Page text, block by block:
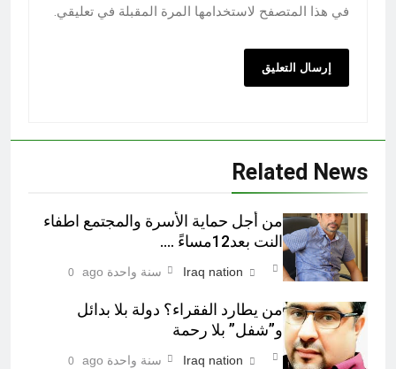
في هذا المتصفح لاستخدامها المرة المقبلة في تعليقي.
Related News
من أجل حماية الأسرة والمجتمع اطفاء
النت بعد12مساءً ….
Iraq nation سنة واحدة ago 0
من يطارد الفقراء؟ دولة بلا بدائل
و”شفل” بلا رحمة
Iraq nation سنة واحدة ago 0